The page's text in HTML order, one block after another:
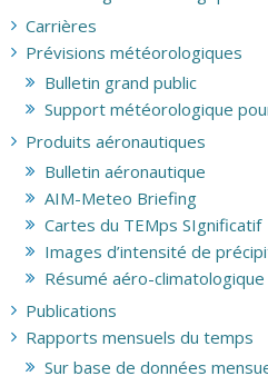
Carrières
Prévisions météorologiques
Bulletin grand public
Support météorologique
Produits aéronautiques
Bulletin aéronautique
AIM-Meteo Briefing
Cartes du TEMps SIgnificatif
Images d’intensité de
Résumé aéro-climatologique
Publications
Rapports mensuels du temps
Sur base de données